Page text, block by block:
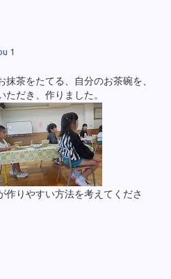
1
茶をたてる、自分のお茶碗を、
だき、作りました。
作りやすい方法を考えてくださ